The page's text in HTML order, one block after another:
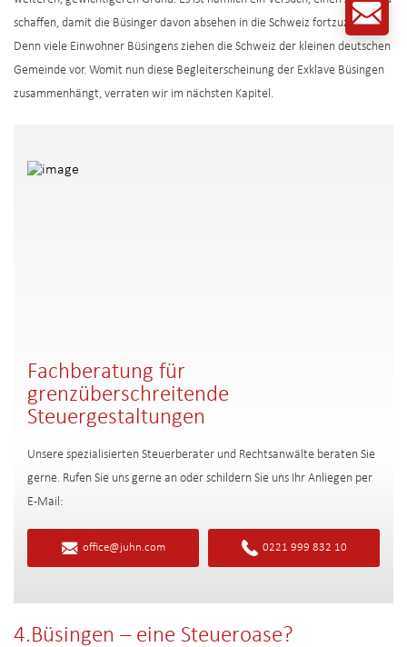
schaffen, damit die Büsinger davon absehen in die Schweiz fortzuziehen.
Denn viele Einwohner Büsingens ziehen die Schweiz der kleinen deutschen
Gemeinde vor. Womit nun diese Begleiterscheinung der Exklave Büsingen
zusammenhängt, verraten wir im nächsten Kapitel.
Fachberatung für
grenzüberschreitende
Steuergestaltungen
Unsere spezialisierten Steuerberater und Rechtsanwälte beraten Sie
gerne. Rufen Sie uns gerne an oder schildern Sie uns Ihr Anliegen per
E-Mail:
office@juhn.com 0221 999 832 10
4.Büsingen – eine Steueroase?